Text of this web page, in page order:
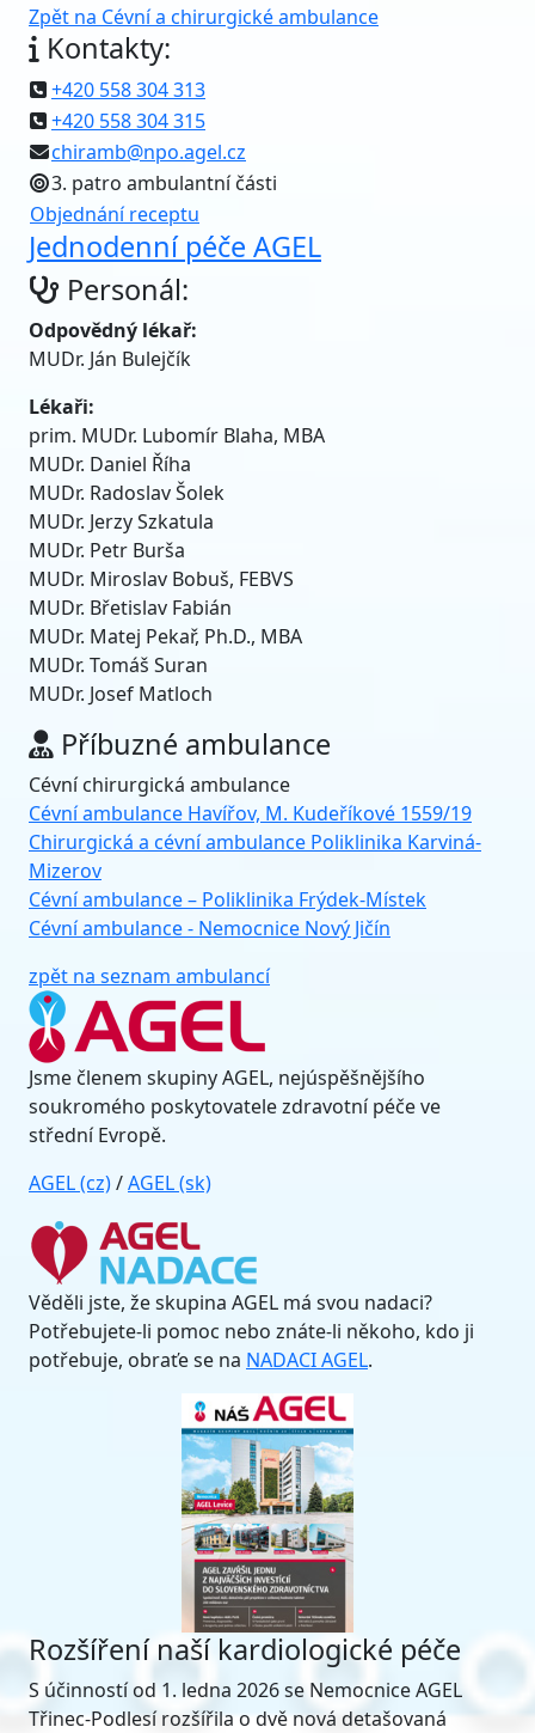
Zpět na Cévní a chirurgické ambulance
Kontakty:
+420 558 304 313
+420 558 304 315
chiramb@npo.agel.cz
3. patro ambulantní části
Objednání receptu
Jednodenní péče AGEL
Personál:
Odpovědný lékař:
MUDr. Ján Bulejčík
Lékaři:
prim. MUDr. Lubomír Blaha, MBA
MUDr. Daniel Říha
MUDr. Radoslav Šolek
MUDr. Jerzy Szkatula
MUDr. Petr Burša
MUDr. Miroslav Bobuš, FEBVS
MUDr. Břetislav Fabián
MUDr. Matej Pekař, Ph.D., MBA
MUDr. Tomáš Suran
MUDr. Josef Matloch
Příbuzné ambulance
Cévní chirurgická ambulance
Cévní ambulance Havířov, M. Kudeříkové 1559/19
Chirurgická a cévní ambulance Poliklinika Karviná-
Mizerov
Cévní ambulance – Poliklinika Frýdek-Místek
Cévní ambulance - Nemocnice Nový Jičín
zpět na seznam ambulancí
Jsme členem skupiny AGEL, nejúspěšnějšího
soukromého poskytovatele zdravotní péče ve
střední Evropě.
AGEL (cz)/AGEL (sk)
Věděli jste, že skupina AGEL má svou nadaci?
Potřebujete-li pomoc nebo znáte-li někoho, kdo ji
potřebuje, obraťe se na NADACI AGEL.
Rozšíření naší kardiologické péče
S účinností od 1. ledna 2026 se Nemocnice AGEL
Třinec-Podlesí rozšířila o dvě nová detašovaná